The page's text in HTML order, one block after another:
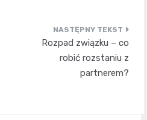
Rozpad związku – co
robić rozstaniu z
partnerem?